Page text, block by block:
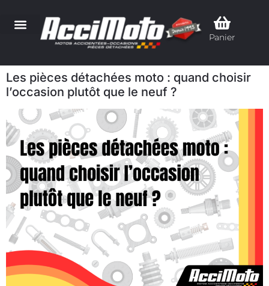
Panier
Les pièces détachées moto : quand choisir
l’occasion plutôt que le neuf ?